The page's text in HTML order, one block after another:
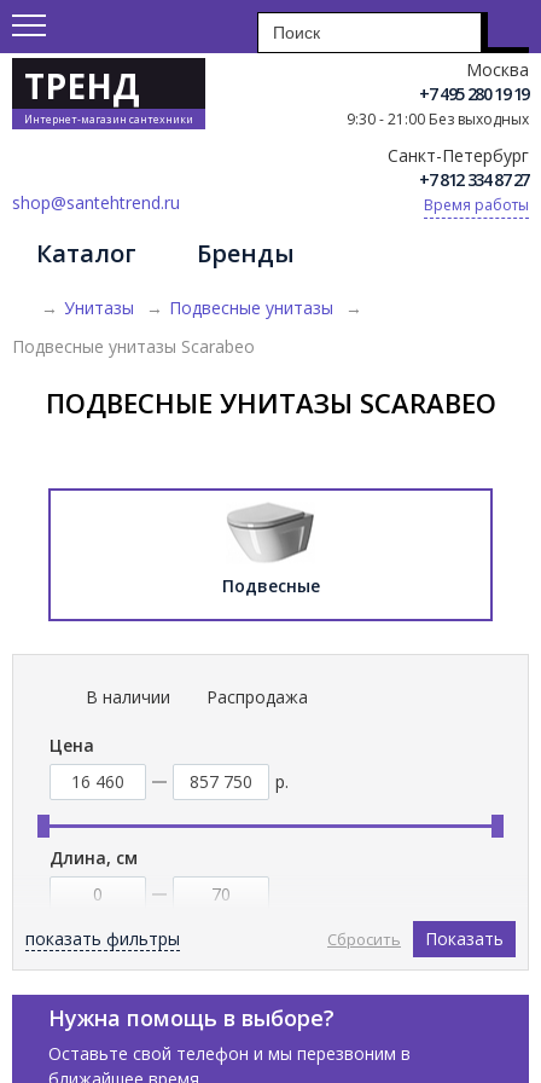
ТРЕНД
Интернет-магазин сантехники
Москва
+7 495 280 19 19
9:30 - 21:00 Без выходных
Санкт-Петербург
+7 812 334 87 27
Время работы
shop@santehtrend.ru
Каталог Бренды
→ Унитазы → Подвесные унитазы
→
Подвесные унитазы Scarabeo
ПОДВЕСНЫЕ УНИТАЗЫ SCARABEO
Подвесные
В наличии Распродажа
Цена
р.
Длина, см
Ширина, см
Показать
Сбросить
показать фильтры
Нужна помощь в выборе?
Оставьте свой телефон и мы перезвоним в
ближайшее время